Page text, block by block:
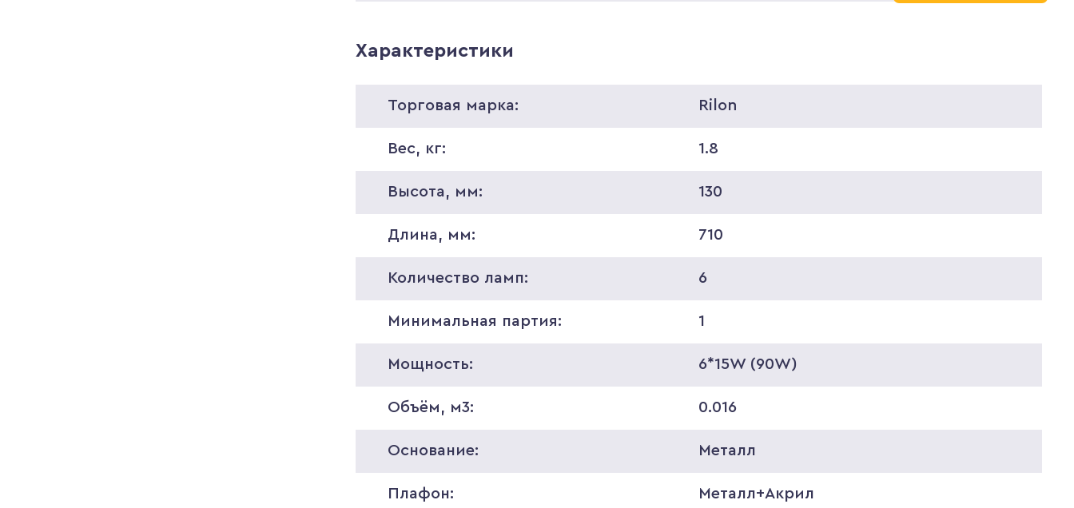
Характеристики
Торговая марка: Rilon
Вес, кг: 1.8
Высота, мм: 130
Длина, мм: 710
Количество ламп: 6
Минимальная партия: 1
Мощность: 6*15W (90W)
Объём, м3: 0.016
Основание: Металл
Плафон: Металл+Акрил